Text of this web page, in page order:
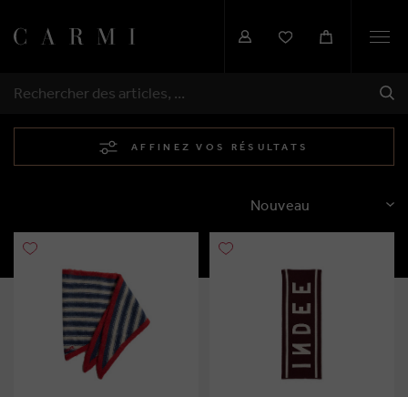
RECHERCHER
AFFINEZ VOS RÉSULTATS
TRIER